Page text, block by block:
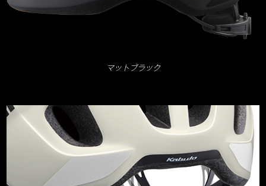
マットブラック